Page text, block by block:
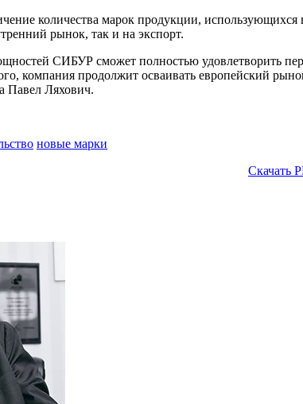
количества марок продукции,
рынок, так и на экспорт.
СИБУР сможет полностью удовлетворить
компания продолжит осваивать европейский
Павел Ляхович.
новые марки
Скачать